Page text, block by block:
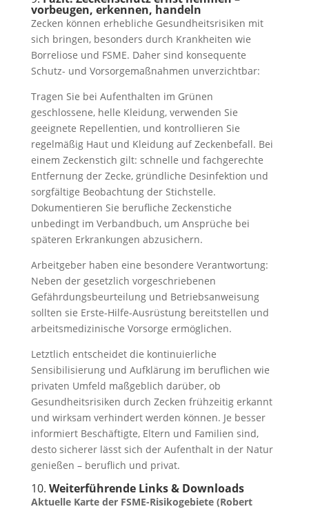
vorbeugen, erkennen, handeln
Zecken können erhebliche Gesundheitsrisiken mit
sich bringen, besonders durch Krankheiten wie
Borreliose und FSME. Daher sind konsequente
Schutz- und Vorsorgemaßnahmen unverzichtbar:
Tragen Sie bei Aufenthalten im Grünen
geschlossene, helle Kleidung, verwenden Sie
geeignete Repellentien, und kontrollieren Sie
regelmäßig Haut und Kleidung auf Zeckenbefall. Bei
einem Zeckenstich gilt: schnelle und fachgerechte
Entfernung der Zecke, gründliche Desinfektion und
sorgfältige Beobachtung der Stichstelle.
Dokumentieren Sie berufliche Zeckenstiche
unbedingt im Verbandbuch, um Ansprüche bei
späteren Erkrankungen abzusichern.
Arbeitgeber haben eine besondere Verantwortung:
Neben der gesetzlich vorgeschriebenen
Gefährdungsbeurteilung und Betriebsanweisung
sollten sie Erste-Hilfe-Ausrüstung bereitstellen und
arbeitsmedizinische Vorsorge ermöglichen.
Letztlich entscheidet die kontinuierliche
Sensibilisierung und Aufklärung im beruflichen wie
privaten Umfeld maßgeblich darüber, ob
Gesundheitsrisiken durch Zecken frühzeitig erkannt
und wirksam verhindert werden können. Je besser
informiert Beschäftigte, Eltern und Familien sind,
desto sicherer lässt sich der Aufenthalt in der Natur
genießen – beruflich und privat.
10. Weiterführende Links & Downloads
Aktuelle Karte der FSME-Risikogebiete (Robert